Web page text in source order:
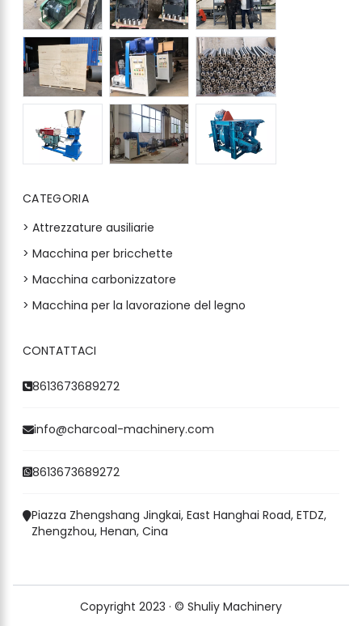
CATEGORIA
> Attrezzature ausiliarie
> Macchina per bricchette
> Macchina carbonizzatore
> Macchina per la lavorazione del legno
CONTATTACI
8613673689272
info@charcoal-machinery.com
8613673689272
Piazza Zhengshang Jingkai, East Hanghai Road, ETDZ,
Zhengzhou, Henan, Cina
Copyright 2023 · © Shuliy Machinery